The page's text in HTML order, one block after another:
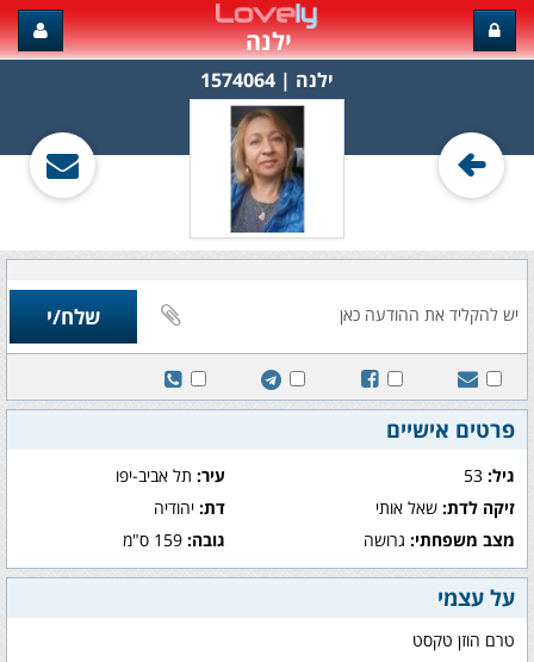
ילנה
ילנה‏ | 1574064
פרטים אישיים
גיל: עיר:תל אביב-יפו
זיקה לדת: שאל אותי דת:יהודיה
מצב משפחתי: גרושה גובה:159 ס"מ
על עצמי
טרם הוזן טקסט